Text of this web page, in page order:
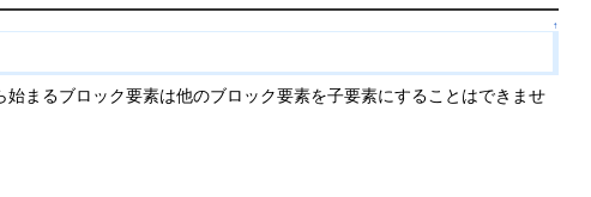
↑
まるブロック要素は他のブロック要素を子要素にすることはできませ